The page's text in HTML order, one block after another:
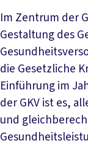
Im Zentrum der
Gestaltung des
die Gesetzliche
Einführung im
der GKV ist es,
und